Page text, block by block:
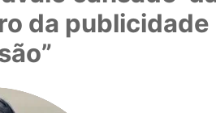
da publicidade